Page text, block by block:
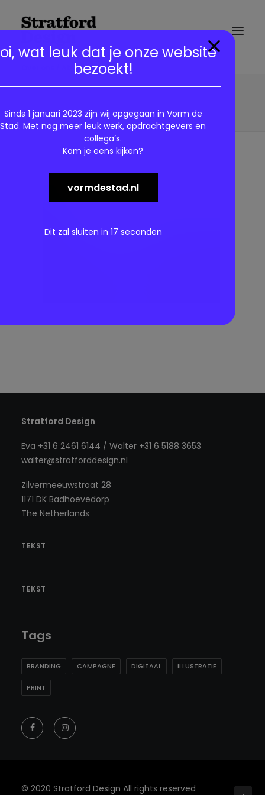
Over ons / About us
Demo media 1157545600
Stratford Design
Eva +31 6 2461 6144 / Walter +31 6 5188 3653
walter@stratforddesign.nl
Zilvermeeuwstraat 28
1171 DK Badhoevedorp
The Netherlands
TEKST
TEKST
Tags
BRANDING CAMPAGNE DIGITAAL ILLUSTRATIE
PRINT
© 2020 Stratford Design All rights reserved
wat leuk dat je onze website
bezoekt!
Sinds 1 januari 2023 zijn wij opgegaan in Vorm de
Stad. Met nog meer leuk werk, opdrachtgevers en
collega’s.
Kom je eens kijken?
vormdestad.nl
Dit zal sluiten in 17 seconden